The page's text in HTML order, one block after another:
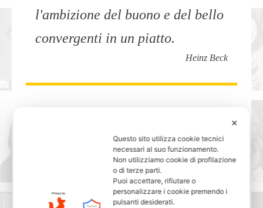
l'ambizione del buono e del bello
convergenti in un piatto.
Heinz Beck
16) Cucinare è come amare, o ci
si abbandona completamente o si
rinuncia.
✕
Questo sito utilizza cookie tecnici
necessari al suo funzionamento.
Non utilizziamo cookie di profilazione
o di terze parti.
Puoi accettare, rifiutare o
personalizzare i cookie premendo i
pulsanti desiderati.